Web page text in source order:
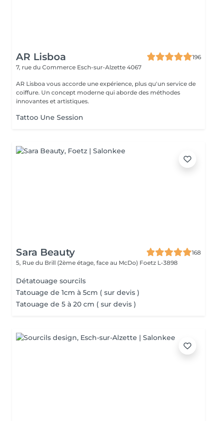
AR Lisboa
196
7, rue du Commerce Esch-sur-Alzette 4067
AR Lisboa vous accorde une expérience, plus qu'un service de
coiffure. Un concept moderne qui aborde des méthodes
innovantes et artistiques.
Tattoo Une Session
Sara Beauty
168
5, Rue du Brill (2ème étage, face au McDo) Foetz L-3898
Détatouage sourcils
Tatouage de 1cm à 5cm ( sur devis )
Tatouage de 5 à 20 cm ( sur devis )